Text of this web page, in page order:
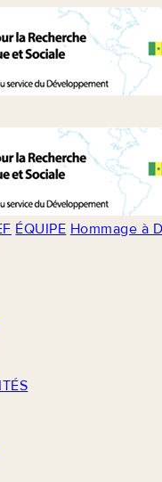
ÉQUIPE Hommage à